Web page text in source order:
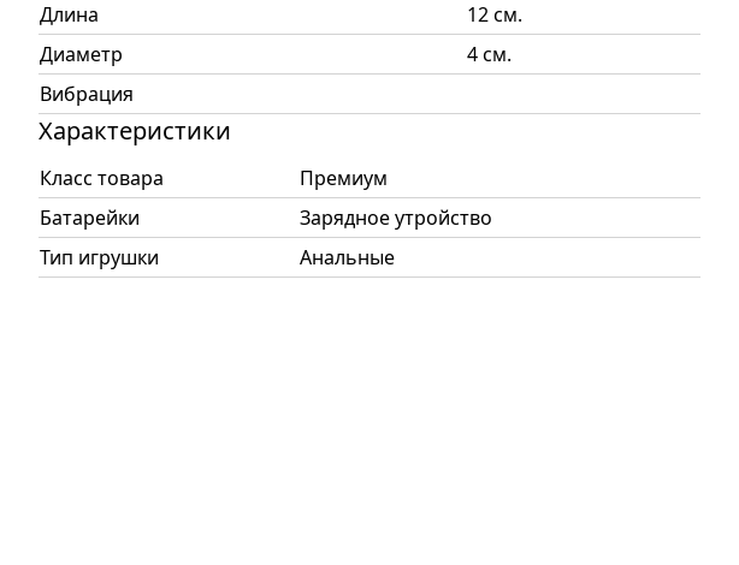
Длина
12 см.
Диаметр
4 см.
Вибрация
Характеристики
Класс товара
Премиум
Батарейки
Зарядное утройство
Тип игрушки
Анальные